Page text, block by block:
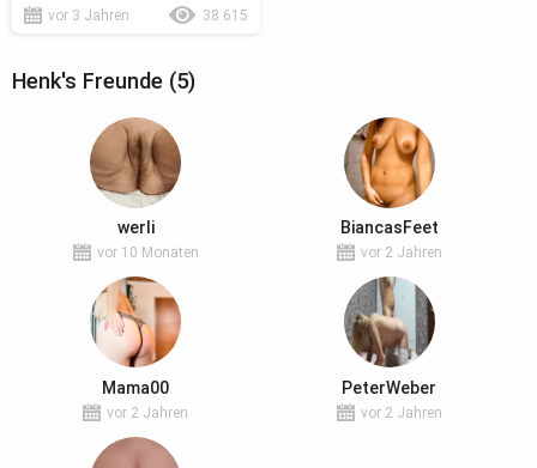
vor 3 Jahren
38 615
Henk's Freunde (5)
werli
vor 10 Monaten
BiancasFeet
vor 2 Jahren
Mama00
vor 2 Jahren
PeterWeber
vor 2 Jahren